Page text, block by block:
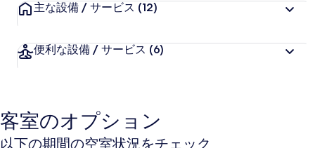
主な設備 / サービス (12)
便利な設備 / サービス (6)
客室のオプション
以下の期間の空室状況をチェック